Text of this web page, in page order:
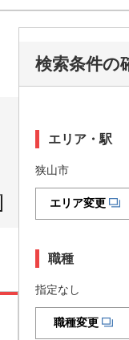
検索条件の
エリア・駅
狭山市
エリア変更
職種
指定なし
職種変更